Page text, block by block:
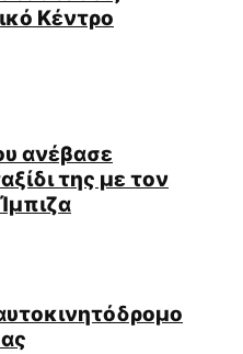
Κέντρο
ανέβασε
της με τον